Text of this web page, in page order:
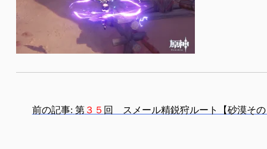
投前の記事: 第３５ 回 スメール精鋭狩ルート【砂漠その